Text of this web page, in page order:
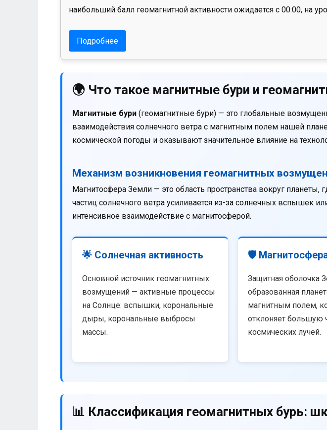
наибольший балл геомагнитной активности ожидается с 00:00, на
Подробнее
🌍 Что такое магнитные бури и
Магнитные бури (геомагнитные бури) — это глобальные
взаимодействия солнечного ветра с магнитным полем нашей
космической погоды и оказывают значительное влияние на
Механизм возникновения геомагнитных
Магнитосфера Земли — это область пространства вокруг
частиц солнечного ветра усиливается из-за солнечных вспышек
интенсивное взаимодействие с магнитосферой.
🌟 Солнечная активность
Основной источник геомагнитных
возмущений — активные процессы
на Солнце: вспышки, корональные
дыры, корональные выбросы
массы.
🛡️
Защитная оболочка
образованная
магнитным полем,
отклоняет большую
космических лучей.
📊 Классификация геомагнитных бурь: